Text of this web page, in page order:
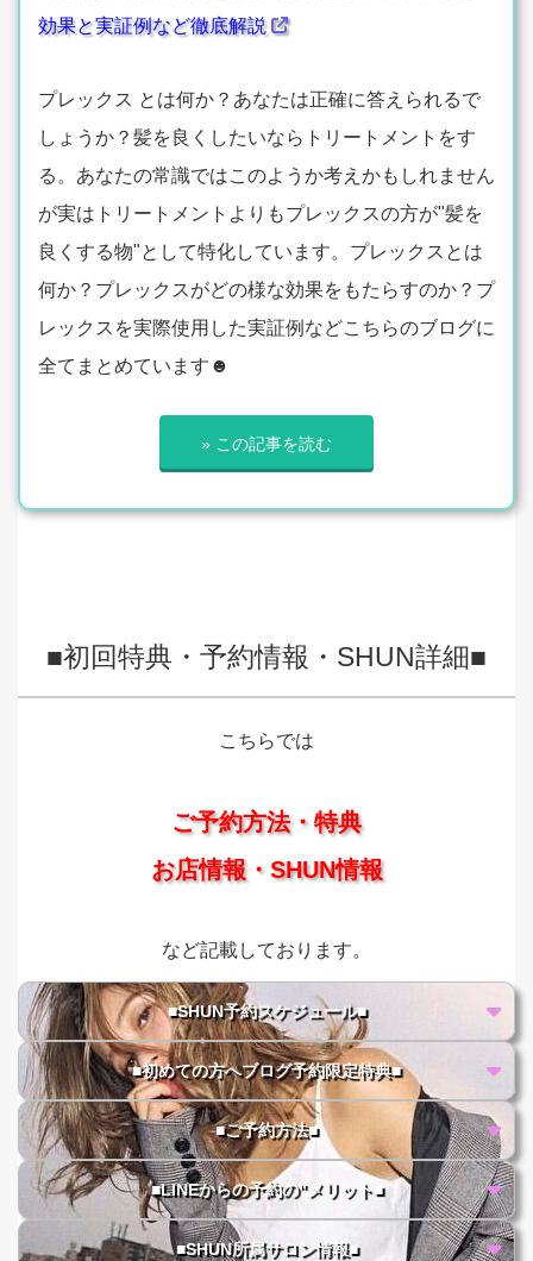
効果と実証例など徹底解説
プレックス とは何か？あなたは正確に答えられるで
しょうか？髪を良くしたいならトリートメントをす
る。あなたの常識ではこのようか考えかもしれません
が実はトリートメントよりもプレックスの方が"髪を
良くする物"として特化しています。プレックスとは
何か？プレックスがどの様な効果をもたらすのか？プ
レックスを実際使用した実証例などこちらのブログに
全てまとめています☻
» この記事を読む
■初回特典・予約情報・SHUN詳細■
こちらでは
ご予約方法・特典
お店情報・SHUN情報
など記載しております。
■SHUN予約スケジュール■
■初めての方へブログ予約限定特典■
■ご予約方法■
■LINEからの予約の"メリット■
■SHUN所属サロン情報■